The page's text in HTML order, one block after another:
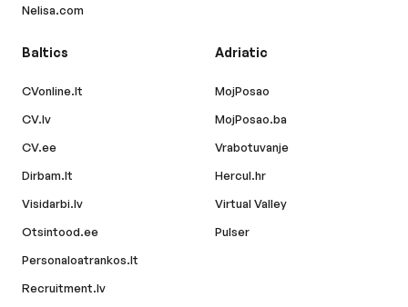
Nelisa.com
Baltics
CVonline.lt
CV.lv
CV.ee
Dirbam.lt
Visidarbi.lv
Otsintood.ee
Personaloatrankos.lt
Recruitment.lv
Adriatic
MojPosao
MojPosao.ba
Vrabotuvanje
Hercul.hr
Virtual Valley
Pulser